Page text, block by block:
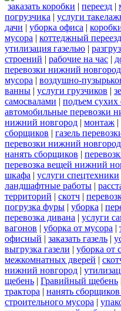
заказать коробки | переезд |
погрузчика | услуги
дачи | уборка офиса |
мусора | коттеджный переезд
утилизация газелью |
строений | рабочие на час |
перевозки нижний
мусора | воздушно-
ванны | услуги грузчиков |
самосвалами | подъем сухих
автомобильные перевозки
нижний новгород | монтаж |
сборщиков | газель
перевозки нижний
нанять сборщиков |
перевозка вещей нижний
шкафа | услуги спецтехники
ландшафтные работы |
территорий | скотч |
погрузка фуры | уборка |
перевозка дивана | услуги
вагонов | уборка от мусора |
офисный | заказать газель |
выгрузка газели | уборка от
межкомнатных дверей |
нижний новгород |
щебень | Гравийный щебень
трактора | нанять
строительного мусора |